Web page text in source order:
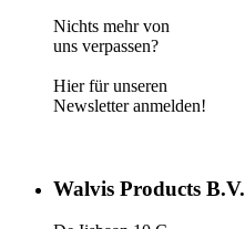
Nichts mehr von
uns verpassen?
Hier für unseren
Newsletter anmelden!
Walvis Products B.V.